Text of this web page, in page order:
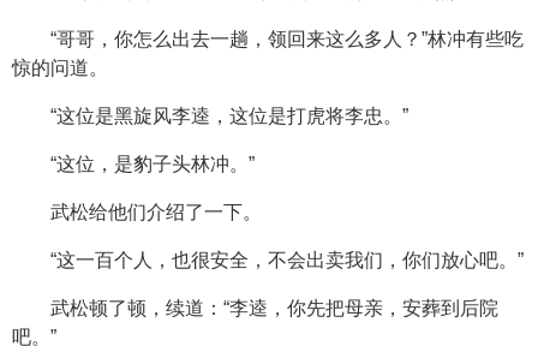
“哥哥，你怎么出去一趟，领回来这么多人？”林冲有些吃
惊的问道。
“这位是黑旋风李逵，这位是打虎将李忠。”
“这位，是豹子头林冲。”
武松给他们介绍了一下。
“这一百个人，也很安全，不会出卖我们，你们放心吧。”
武松顿了顿，续道：“李逵，你先把母亲，安葬到后院
吧。”